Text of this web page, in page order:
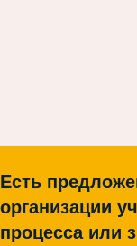
Есть
организации
процесса или